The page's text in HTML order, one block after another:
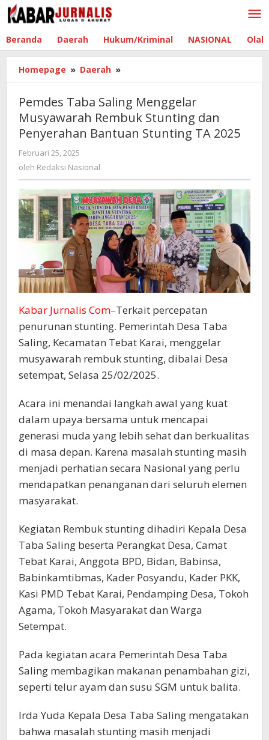
Lewati
ke
Beranda Daerah Hukum/Kriminal NASIONAL
Homepage » Daerah »
Taba
Menggelar
Musyawarah
Rembuk
Bantuan
Stunting
TA
2025
Pemdes Taba Saling Menggelar
Musyawarah Rembuk Stunting dan
Penyerahan Bantuan Stunting TA 2025
Februari 25, 2025
Redaksi
oleh Redaksi Nasional
Kabar Jurnalis Com–Terkait percepatan
penurunan stunting. Pemerintah Desa Taba
Saling, Kecamatan Tebat Karai, menggelar
musyawarah rembuk stunting, dibalai Desa
setempat, Selasa 25/02/2025.
Acara ini menandai langkah awal yang kuat
dalam upaya bersama untuk mencapai
generasi muda yang lebih sehat dan berkualitas
di masa depan. Karena masalah stunting masih
menjadi perhatian secara Nasional yang perlu
mendapatkan penanganan dari seluruh elemen
masyarakat.
Kegiatan Rembuk stunting dihadiri Kepala Desa
Taba Saling beserta Perangkat Desa, Camat
Tebat Karai, Anggota BPD, Bidan, Babinsa,
Babinkamtibmas, Kader Posyandu, Kader PKK,
Kasi PMD Tebat Karai, Pendamping Desa, Tokoh
Agama, Tokoh Masyarakat dan Warga
Setempat.
Pada kegiatan acara Pemerintah Desa Taba
Saling membagikan makanan penambahan gizi,
seperti telur ayam dan susu SGM untuk balita.
Irda Yuda Kepala Desa Taba Saling mengatakan
bahwa masalah stunting masih menjadi